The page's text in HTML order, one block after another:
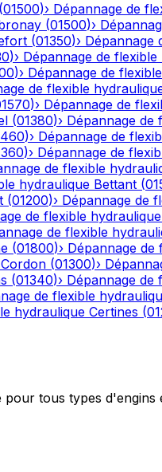
(01500)› Dépannage de
(01500)›
(01350)› Dépannage
)› Dépannage de
)› Dépannage de
de flexible
)› Dépannage de
(01380)› Dépannage de
)› Dépannage de
)› Dépannage de
de flexible
hydraulique Bettant (
(01200)› Dépannage de
de flexible hydraulique
de flexible
(01800)› Dépannage de
(01300)›
(01340)› Dépannage de
de flexible
hydraulique Certines (
tous types